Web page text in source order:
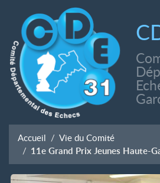
Accueil Vie du Comité
11e Grand Prix Jeunes Haute-